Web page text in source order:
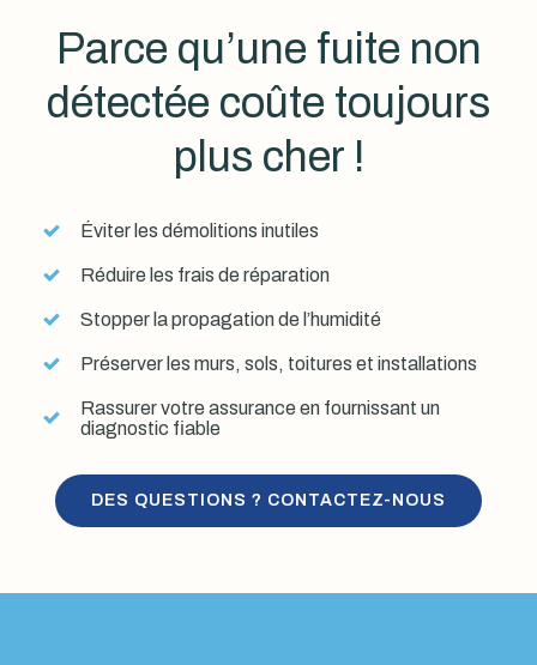
Parce qu’une fuite non
détectée coûte toujours
plus cher !
Éviter les démolitions inutiles
Réduire les frais de réparation
Stopper la propagation de l’humidité
Préserver les murs, sols, toitures et installations
Rassurer votre assurance en fournissant un
diagnostic fiable
DES QUESTIONS ? CONTACTEZ-NOUS